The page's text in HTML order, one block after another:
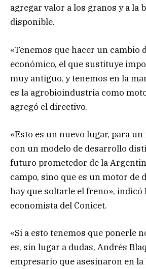
agregar valor a los granos y a la
disponible.
«Tenemos que hacer un cambio
económico, el que sustituye
muy antiguo, y tenemos en la
es la agrobioindustria como
agregó el directivo.
«Esto es un nuevo lugar, para un
con un modelo de desarrollo
futuro prometedor de la
campo, sino que es un motor de
hay que soltarle el freno», indicó
economista del Conicet.
«Si a esto tenemos que ponerle
es, sin lugar a dudas, Andrés
empresario que asesinaron en